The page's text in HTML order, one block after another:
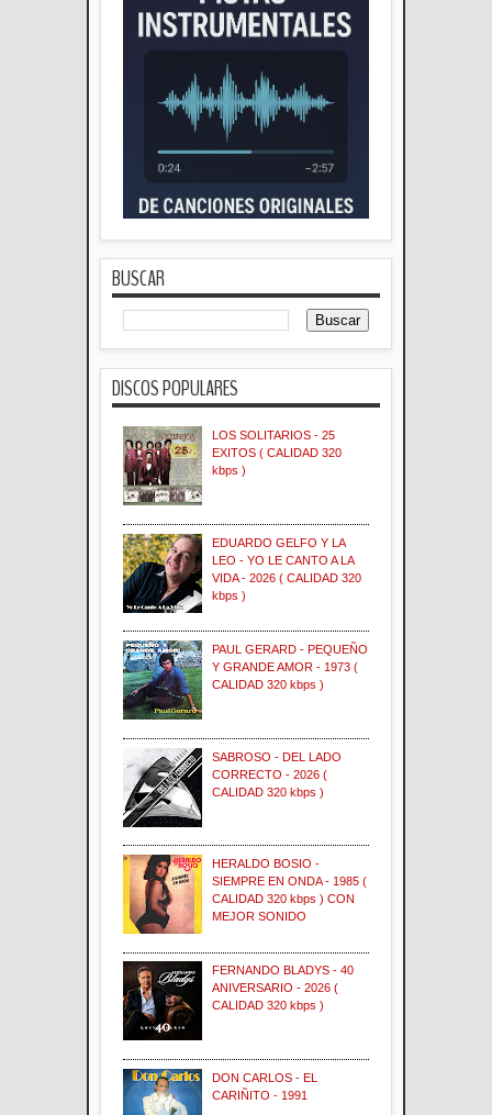
BUSCAR
DISCOS POPULARES
LOS SOLITARIOS - 25
EXITOS ( CALIDAD 320
kbps )
EDUARDO GELFO Y LA
LEO - YO LE CANTO A LA
VIDA - 2026 ( CALIDAD 320
kbps )
PAUL GERARD - PEQUEÑO
Y GRANDE AMOR - 1973 (
CALIDAD 320 kbps )
SABROSO - DEL LADO
CORRECTO - 2026 (
CALIDAD 320 kbps )
HERALDO BOSIO -
SIEMPRE EN ONDA - 1985 (
CALIDAD 320 kbps ) CON
MEJOR SONIDO
FERNANDO BLADYS - 40
ANIVERSARIO - 2026 (
CALIDAD 320 kbps )
DON CARLOS - EL
CARIÑITO - 1991